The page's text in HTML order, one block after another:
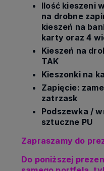
Ilość kieszeni
na drobne
kieszeń na
karty oraz 4
Kieszeń na
TAK
Kieszonki na
Zapięcie:
zatrzask
Podszewka /
sztuczne PU
Zapraszamy do
Do poniższej